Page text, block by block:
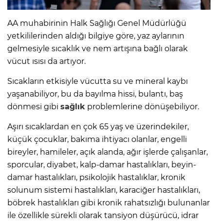
AA muhabirinin Halk Sağlığı Genel Müdürlüğü
yetkililerinden aldığı bilgiye göre, yaz aylarının
gelmesiyle sıcaklık ve nem artışına bağlı olarak
vücut ısısı da artıyor.
Sıcakların etkisiyle vücutta su ve mineral kaybı
yaşanabiliyor, bu da bayılma hissi, bulantı, baş
dönmesi gibi sağlık problemlerine dönüşebiliyor.
Aşırı sıcaklardan en çok 65 yaş ve üzerindekiler,
küçük çocuklar, bakıma ihtiyacı olanlar, engelli
bireyler, hamileler, açık alanda, ağır işlerde çalışanlar,
sporcular, diyabet, kalp-damar hastalıkları, beyin-
damar hastalıkları, psikolojik hastalıklar, kronik
solunum sistemi hastalıkları, karaciğer hastalıkları,
böbrek hastalıkları gibi kronik rahatsızlığı bulunanlar
ile özellikle sürekli olarak tansiyon düşürücü, idrar